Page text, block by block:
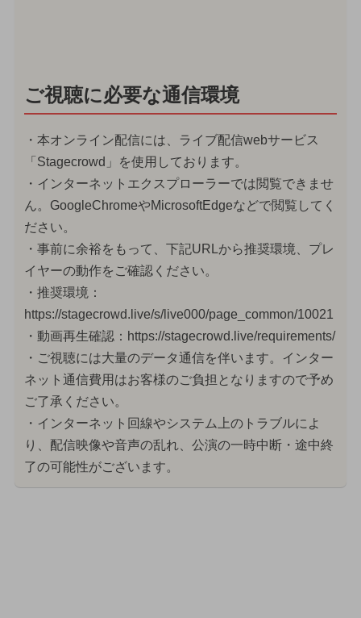
ご視聴に必要な通信環境
・本オンライン配信には、ライブ配信webサービス
「Stagecrowd」を使用しております。
・インターネットエクスプローラーでは閲覧できませ
ん。GoogleChromeやMicrosoftEdgeなどで閲覧してく
ださい。
・事前に余裕をもって、下記URLから推奨環境、プレ
イヤーの動作をご確認ください。
・推奨環境：
https://stagecrowd.live/s/live000/page_common/10021
・動画再生確認：https://stagecrowd.live/requirements/
・ご視聴には大量のデータ通信を伴います。インター
ネット通信費用はお客様のご負担となりますので予め
ご了承ください。
・インターネット回線やシステム上のトラブルによ
り、配信映像や音声の乱れ、公演の一時中断・途中終
了の可能性がございます。